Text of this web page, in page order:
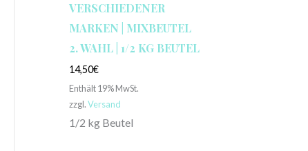
VERSCHIEDENER
MARKEN | MIXBEUTEL
2. WAHL | 1/2 KG BEUTEL
14,50€
Enthält 19% MwSt.
zzgl.Versand
1/2 kg Beutel